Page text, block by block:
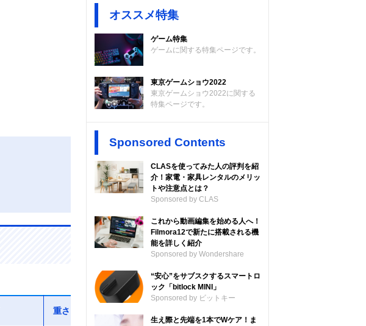
重さ
オススメ特集
ゲーム特集
ゲームに関する特集ページです。
東京ゲームショウ2022
東京ゲームショウ2022に関する
特集ページです。
Sponsored Contents
CLASを使ってみた人の評判を紹
介！家電・家具レンタルのメリッ
トや注意点とは？
Sponsored by CLAS
これから動画編集を始める人へ！
Filmora12で新たに搭載される機
能を詳しく紹介
Sponsored by Wondershare
“安心”をサブスクするスマートロ
ック「bitlock MINI」
Sponsored by ビットキー
生え際と先端を1本でWケア！ま